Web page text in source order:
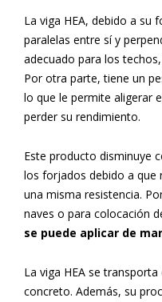
La viga HEA, debido a su
paralelas entre sí y
adecuado para los
Por otra parte, tiene un
lo que le permite aligerar
perder su rendimiento.
Este producto disminuye
los forjados debido a que
una misma resistencia.
naves o para colocación
se puede aplicar de
La viga HEA se
concreto. Además, su